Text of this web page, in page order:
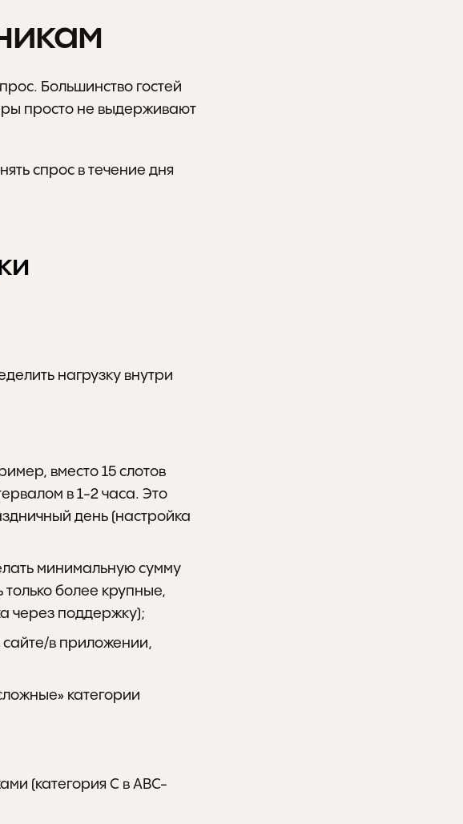
Большинство гостей
просто не выдерживают
спрос в течение дня
нагрузку внутри
вместо 15 слотов
в 1-2 часа. Это
день (настройка
минимальную сумму
только более крупные,
через поддержку);
в приложении,
(категория С в АВС-